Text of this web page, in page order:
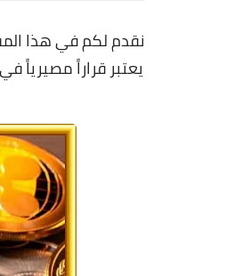
نقدم لكم في هذا
يعتبر قراراً مصيرياً في